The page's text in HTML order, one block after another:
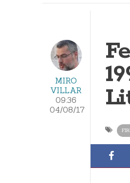
MIRO
VILLAR
09:36
04/08/17